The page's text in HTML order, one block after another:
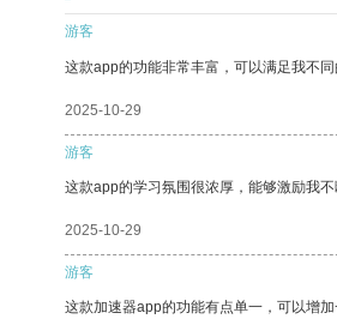
游客
这款app的功能非常丰富，可以满足我不同
2025-10-29
游客
这款app的学习氛围很浓厚，能够激励我
2025-10-29
游客
这款加速器app的功能有点单一，可以增